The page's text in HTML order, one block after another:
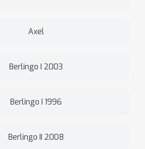
Axel
Berlingo I 2003
Berlingo I 1996
Berlingo II 2008